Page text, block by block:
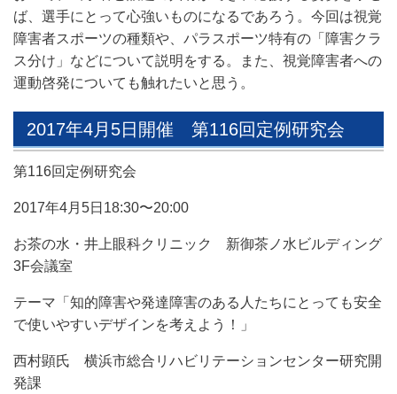
ば、選手にとって心強いものになるであろう。今回は視覚
障害者スポーツの種類や、パラスポーツ特有の「障害クラ
ス分け」などについて説明をする。また、視覚障害者への
運動啓発についても触れたいと思う。
2017年4月5日開催 第116回定例研究会
第116回定例研究会
2017年4月5日18:30〜20:00
お茶の水・井上眼科クリニック 新御茶ノ水ビルディング
3F会議室
テーマ「知的障害や発達障害のある人たちにとっても安全
で使いやすいデザインを考えよう！」
西村顕氏 横浜市総合リハビリテーションセンター研究開
発課